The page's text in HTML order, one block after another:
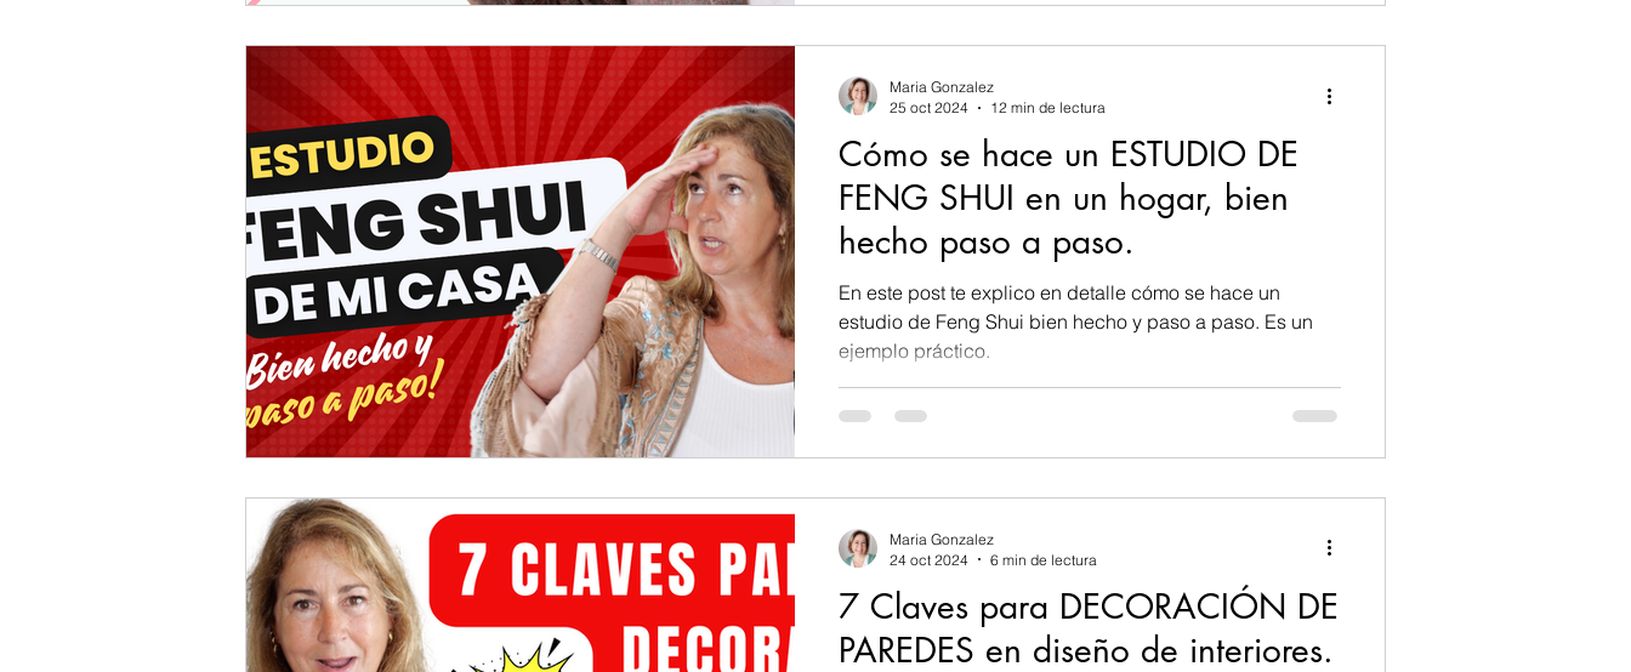
Cómo se hace un ESTUDIO DE
FENG SHUI en un hogar, bien
hecho paso a paso.
En este post te explico en detalle cómo se hace un
estudio de Feng Shui bien hecho y paso a paso. Es un
ejemplo práctico.
Maria Gonzalez
25 oct 2024
12 min de lectura
7 Claves para DECORACIÓN DE
PAREDES en diseño de interiores.
Maria Gonzalez
24 oct 2024
6 min de lectura